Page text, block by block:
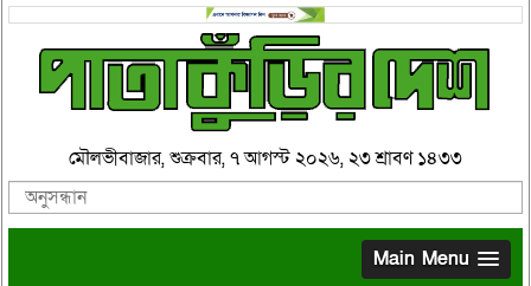
মৌলভীবাজার, শুক্রবার, ৭ আগস্ট ২০২৬, ২৩ শ্রাবণ ১৪৩৩
Main Menu